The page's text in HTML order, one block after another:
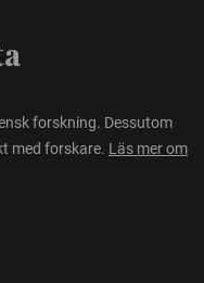
forskning. Dessutom
med forskare. Läs mer om